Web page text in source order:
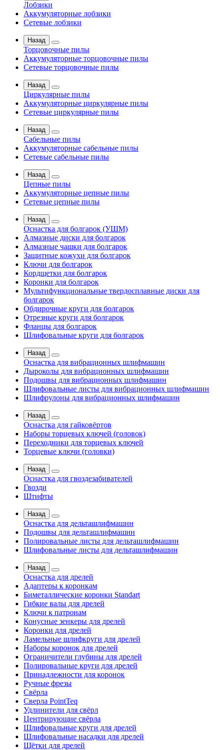
Лобзики
Аккумуляторные лобзики
Сетевые лобзики
Назад
Торцовочные пилы
Аккумуляторные торцовочные пилы
Сетевые торцовочные пилы
Назад
Циркулярные пилы
Аккумуляторные циркулярные пилы
Сетевые циркулярные пилы
Назад
Сабельные пилы
Аккумуляторные сабельные пилы
Сетевые сабельные пилы
Назад
Цепные пилы
Аккумуляторные цепные пилы
Сетевые цепные пилы
Назад
Оснастка для болгарок (УШМ)
Алмазные диски для болгарок
Алмазные чашки для болгарок
Защитные кожухи для болгарок
Ключи для болгарок
Кордщетки для болгарок
Коронки для болгарок
Мультифункциональные твердосплавные диски для
болгарок
Обдирочные круги для болгарок
Отрезные круги для болгарок
Фланцы для болгарок
Шлифовальные круги для болгарок
Назад
Оснастка для вибрационных шлифмашин
Дыроколы для вибрационных шлифмашин
Подошвы для вибрационных шлифмашин
Шлифовальные листы для вибрационных шлифмашин
Шлифрулоны для вибрационных шлифмашин
Назад
Оснастка для гайковёртов
Наборы торцевых ключей (головок)
Переходники для торцевых ключей
Торцевые ключи (головки)
Назад
Оснастка для гвоздезабивателей
Гвозди
Штифты
Назад
Оснастка для дельташлифмашин
Подошвы для дельташлифмашин
Полировальные листы для дельташлифмашин
Шлифовальные листы для дельташлифмашин
Назад
Оснастка для дрелей
Адаптеры к коронкам
Биметаллические коронки Standart
Гибкие валы для дрелей
Ключи к патронам
Конусные зенкеры для дрелей
Коронки для дрелей
Ламельные шлифкруги для дрелей
Наборы коронок для дрелей
Ограничители глубины для дрелей
Полировальные круги для дрелей
Принадлежности для коронок
Ручные фрезы
Свёрла
Сверла PointTeq
Удлинители для свёрл
Центрирующие свёрла
Шлифовальные круги для дрелей
Шлифовальные насадки для дрелей
Щётки для дрелей